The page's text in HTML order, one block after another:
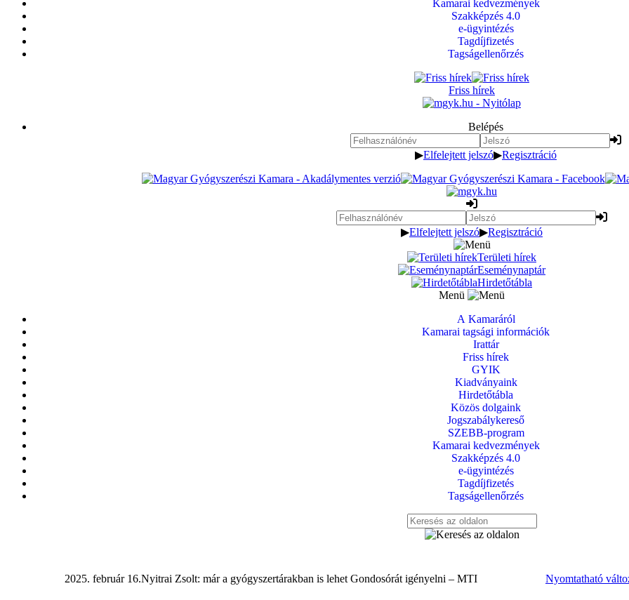
Kamarai kedvezmények
Szakképzés 4.0
e-ügyintézés
Tagdíjfizetés
Tagságellenőrzés
Friss hírek
Belépés
▶Elfelejtett jelszó▶Regisztráció
▶Elfelejtett jelszó▶Regisztráció
Területi hírek
Eseménynaptár
Hirdetőtábla
Menü
A Kamaráról
Kamarai tagsági információk
Irattár
Friss hírek
GYIK
Kiadványaink
Hirdetőtábla
Közös dolgaink
Jogszabálykereső
SZEBB-program
Kamarai kedvezmények
Szakképzés 4.0
e-ügyintézés
Tagdíjfizetés
Tagságellenőrzés
Nyomtatható
2025. február 16.Nyitrai Zsolt: már a gyógyszertárakban is lehet Gondosórát igényelni – MTI